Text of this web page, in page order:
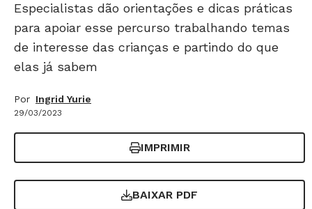
Especialistas dão orientações e dicas práticas
para apoiar esse percurso trabalhando temas
de interesse das crianças e partindo do que
elas já sabem
Por Ingrid Yurie
29/03/2023
IMPRIMIR
BAIXAR PDF